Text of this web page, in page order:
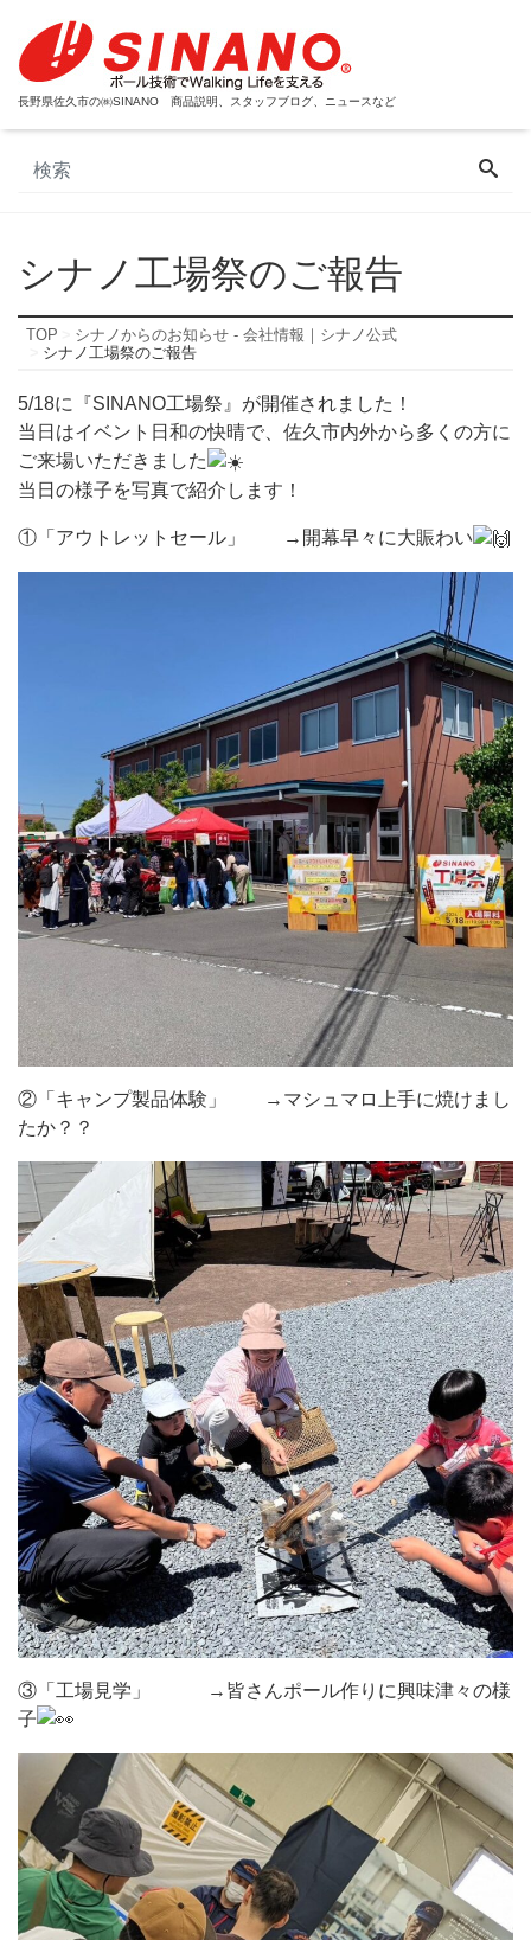
長野県佐久市の㈱SINANO 商品説明、スタッフブログ、ニュースなど
シナノ工場祭のご報告
TOP
シナノからのお知らせ - 会社情報｜シナノ公式
シナノ工場祭のご報告
5/18に『SINANO工場祭』が開催されました！
当日はイベント日和の快晴で、佐久市内外から多くの方に
ご来場いただきました
当日の様子を写真で紹介します！
①「アウトレットセール」 →開幕早々に大賑わい
②「キャンプ製品体験」 →マシュマロ上手に焼けまし
たか？？
③「工場見学」 →皆さんポール作りに興味津々の様
子